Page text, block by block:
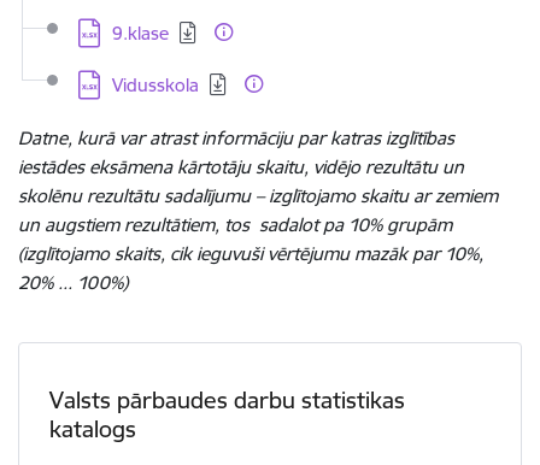
Lejupielādēt:
9.klase
Lejupielādēt:
Vidusskola
Datne, kurā var atrast informāciju par katras izglītības
iestādes eksāmena kārtotāju skaitu, vidējo rezultātu un
skolēnu rezultātu sadalījumu – izglītojamo skaitu ar zemiem
un augstiem rezultātiem, tos sadalot pa 10% grupām
(izglītojamo skaits, cik ieguvuši vērtējumu mazāk par 10%,
20% ... 100%)
Valsts pārbaudes darbu statistikas
katalogs